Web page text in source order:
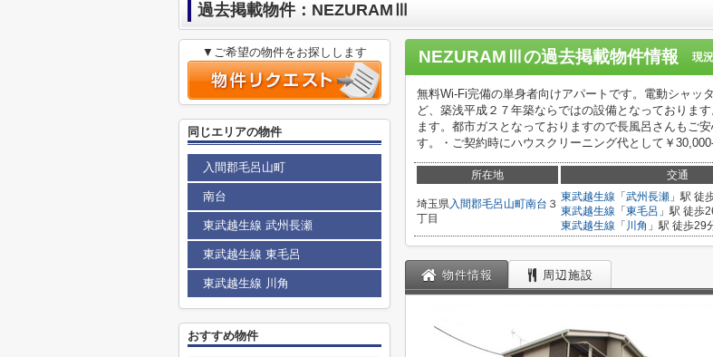
過去掲載物件：NEZURAMⅢ
NEZURAMⅢ の過去掲載物件情報 現
無料Wi-Fi完備の単身者向けアパートです。電動シャッ
ど、築浅平成２７年築ならではの設備となっておりま
ます。都市ガスとなっておりますので長風呂さんもご
す。・ご契約時にハウスクリーニング代として￥
所在地 交通
埼玉県入間郡毛呂山町南台 ３
丁目
東武越生線 「 武州長瀬 」駅 徒
東武越生線 「 東毛呂 」駅 徒歩
東武越生線 「 川角 」駅 徒歩29
物件情報 周辺施設
▼ご希望の物件をお探しします
同じエリアの物件
入間郡毛呂山町
南台
東武越生線 武州長瀬
東武越生線 東毛呂
東武越生線 川角
おすすめ物件